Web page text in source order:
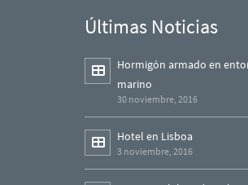
Últimas Noticias
Hormigón armado en
marino
30 noviembre, 2016
Hotel en Lisboa
3 noviembre, 2016